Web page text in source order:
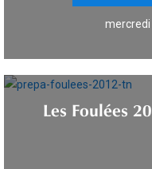
mercredi
Les Foulées